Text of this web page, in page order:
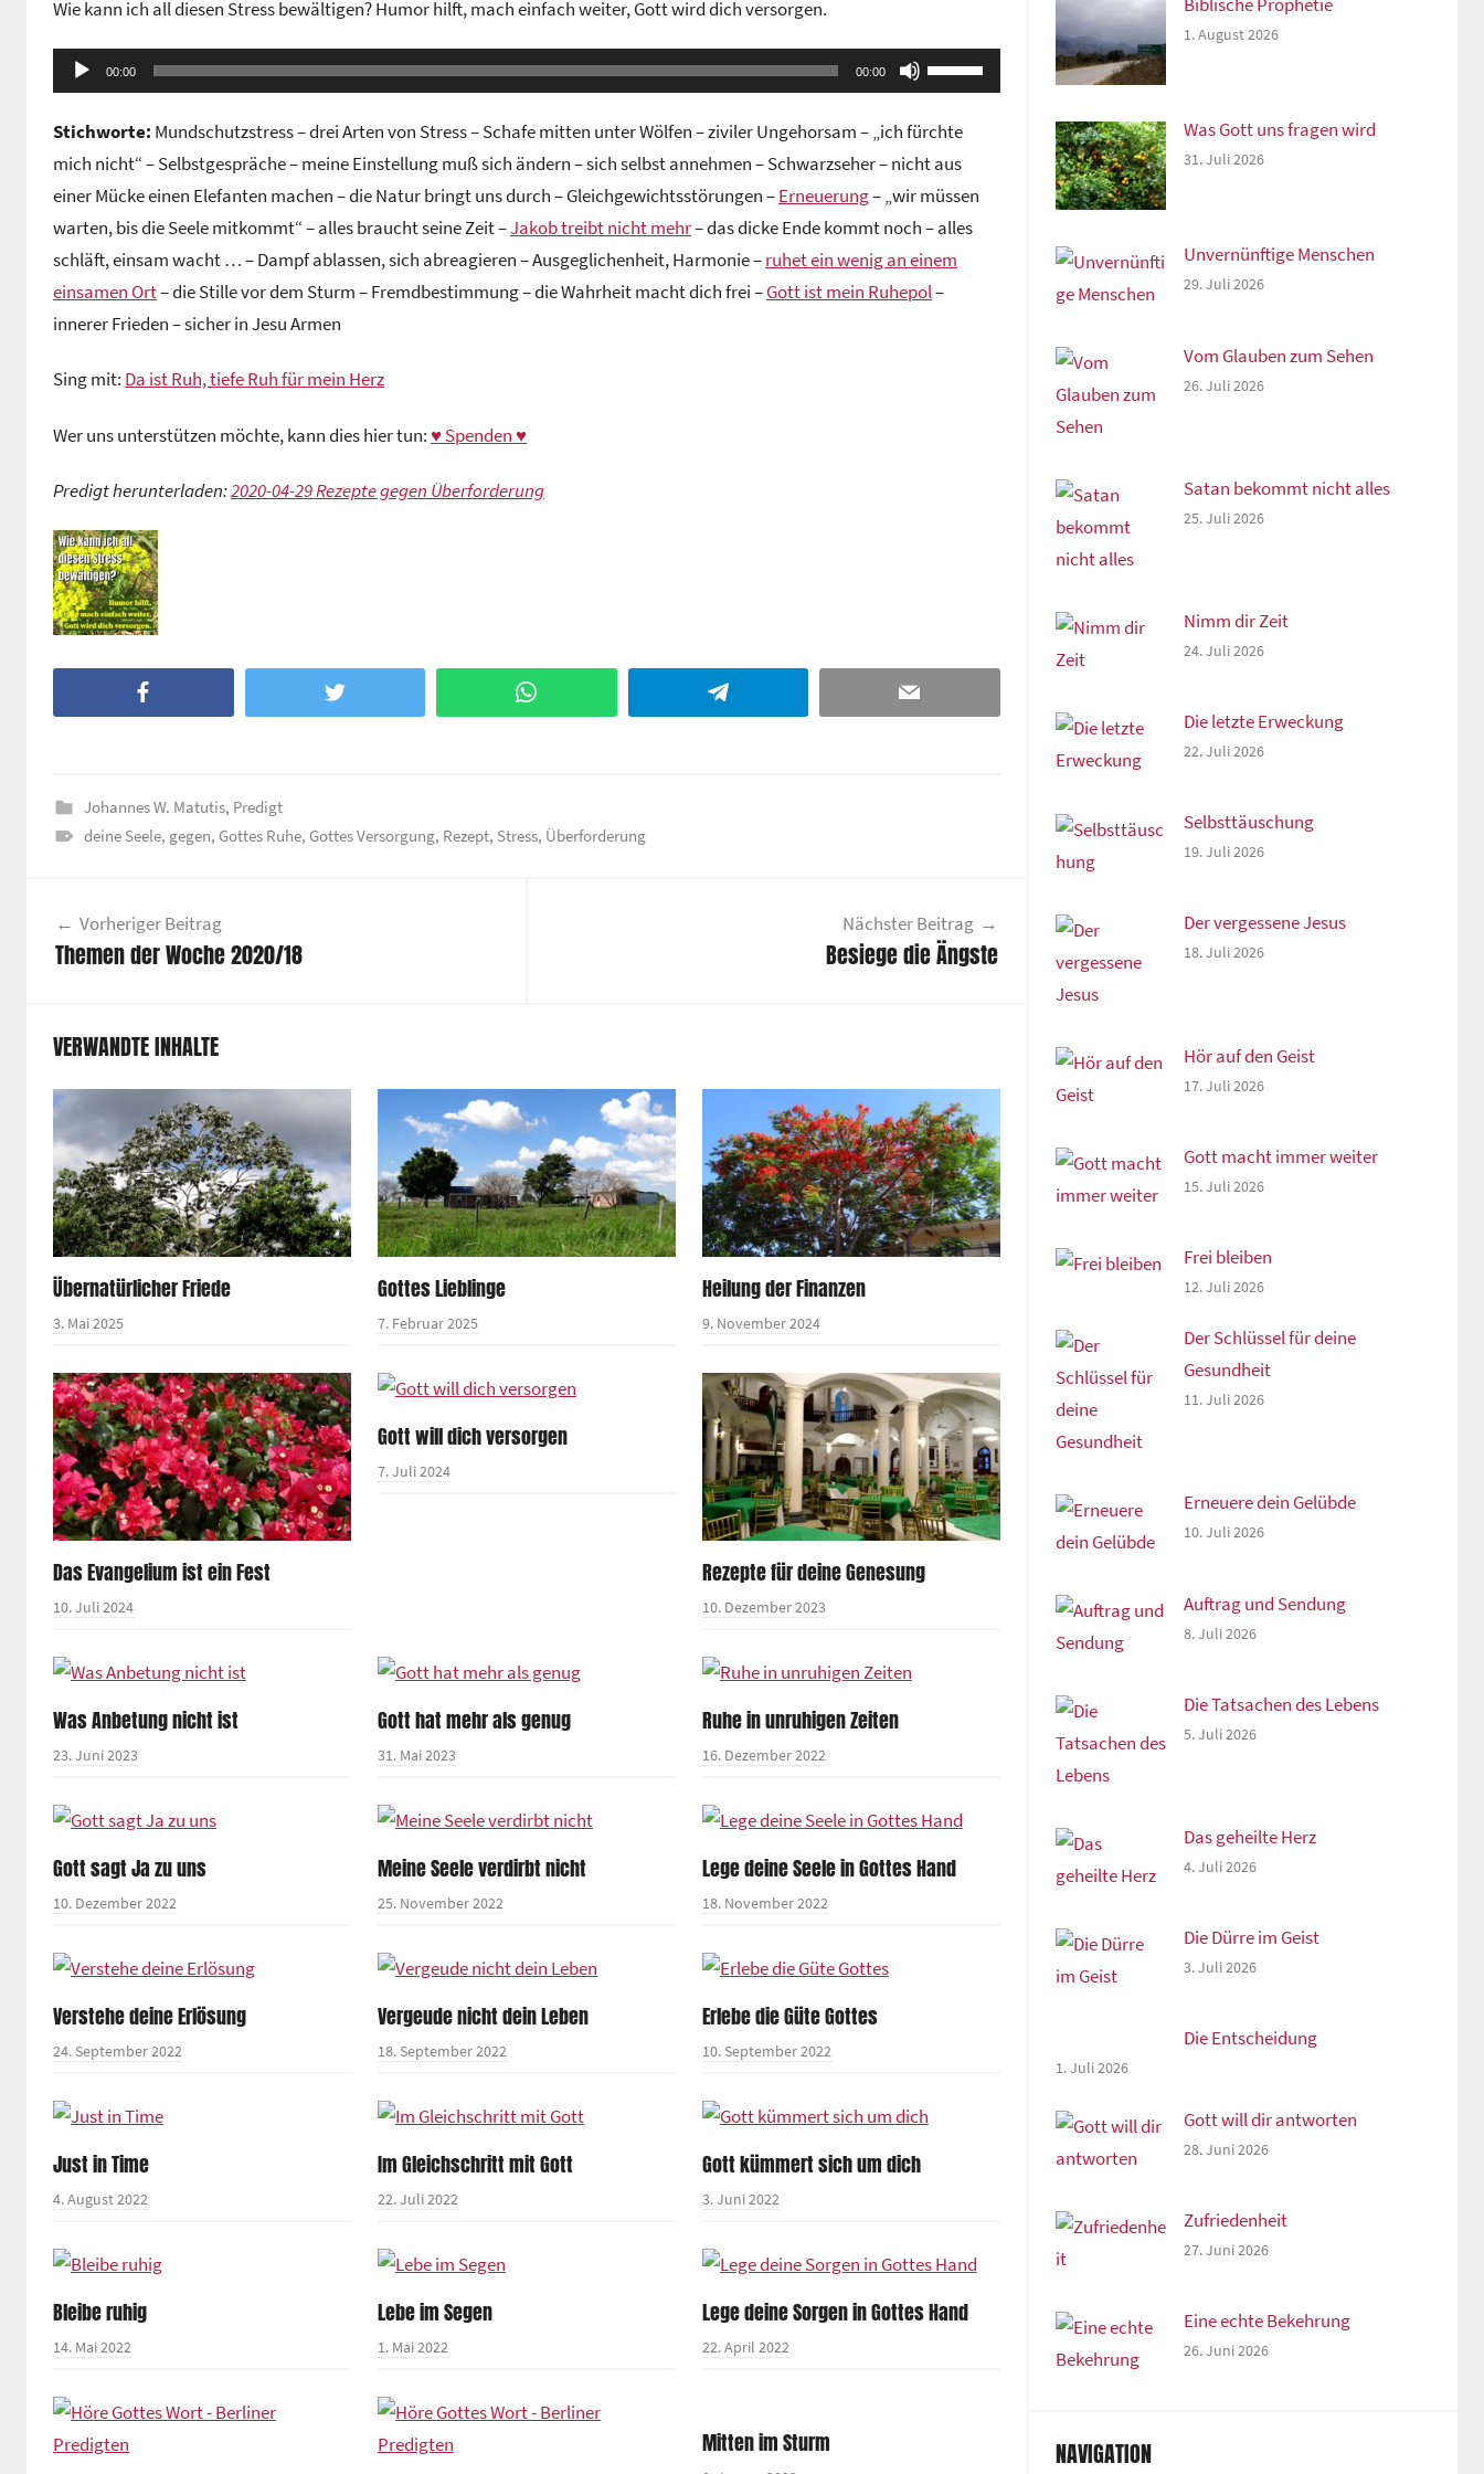
n
G
e
e
i
n
e
n
r
m
Wie kann ich all diesen Stress bewältigen? Humor hilft, mach einfach weiter, Gott wird dich versorgen.
Audio-
Player
00:00 00:00
Pfeiltasten
Hoch/Runter
benutzen,
um
die
Lautstärke
zu
regeln.
Stichworte: Mundschutzstress – drei Arten von Stress – Schafe mitten unter Wölfen – ziviler Ungehorsam – „ich fürchte
mich nicht“ – Selbstgespräche – meine Einstellung muß sich ändern – sich selbst annehmen – Schwarzseher – nicht aus
einer Mücke einen Elefanten machen – die Natur bringt uns durch – Gleichgewichtsstörungen –Erneuerung– „wir müssen
warten, bis die Seele mitkommt“ – alles braucht seine Zeit –Jakob treibt nicht mehr– das dicke Ende kommt noch – alles
schläft, einsam wacht … – Dampf ablassen, sich abreagieren – Ausgeglichenheit, Harmonie –ruhet ein wenig an einem
einsamen Ort– die Stille vor dem Sturm – Fremdbestimmung – die Wahrheit macht dich frei –Gott ist mein Ruhepol–
innerer Frieden – sicher in Jesu Armen
Sing mit: Da ist Ruh, tiefe Ruh für mein Herz
Wer uns unterstützen möchte, kann dies hier tun: ♥ Spenden ♥
Predigt herunterladen:2020-04-29 Rezepte gegen Überforderung
Twitter WhatsApp Telegram Email
Johannes W. Matutis, Predigt
deine Seele, gegen, Gottes Ruhe, Gottes Versorgung, Rezept, Stress, Überforderung
Vorheriger Beitrag
Themen der Woche 2020/18
Nächster Beitrag
Besiege die Ängste
VERWANDTE INHALTE
Übernatürlicher Friede
3. Mai 2025
Gottes Lieblinge
7. Februar 2025
Heilung der Finanzen
9. November 2024
Das Evangelium ist ein Fest
10. Juli 2024
Gott will dich versorgen
7. Juli 2024
Rezepte für deine Genesung
10. Dezember 2023
Was Anbetung nicht ist
23. Juni 2023
Gott hat mehr als genug
31. Mai 2023
Ruhe in unruhigen Zeiten
16. Dezember 2022
Gott sagt Ja zu uns
10. Dezember 2022
Meine Seele verdirbt nicht
25. November 2022
Lege deine Seele in Gottes Hand
18. November 2022
Verstehe deine Erlösung
24. September 2022
Vergeude nicht dein Leben
18. September 2022
Erlebe die Güte Gottes
10. September 2022
Just in Time
4. August 2022
Im Gleichschritt mit Gott
22. Juli 2022
Gott kümmert sich um dich
3. Juni 2022
Bleibe ruhig
14. Mai 2022
Lebe im Segen
1. Mai 2022
Lege deine Sorgen in Gottes Hand
22. April 2022
Mitten im Sturm
1. August 2026
Was Gott uns fragen wird
31. Juli 2026
Unvernünftige Menschen
29. Juli 2026
Vom Glauben zum Sehen
26. Juli 2026
Satan bekommt nicht alles
25. Juli 2026
Nimm dir Zeit
24. Juli 2026
Die letzte Erweckung
22. Juli 2026
Selbsttäuschung
19. Juli 2026
Der vergessene Jesus
18. Juli 2026
Hör auf den Geist
17. Juli 2026
Gott macht immer weiter
15. Juli 2026
Frei bleiben
12. Juli 2026
Der Schlüssel für deine
Gesundheit
11. Juli 2026
Erneuere dein Gelübde
10. Juli 2026
Auftrag und Sendung
8. Juli 2026
Die Tatsachen des Lebens
5. Juli 2026
Das geheilte Herz
4. Juli 2026
Die Dürre im Geist
3. Juli 2026
Die Entscheidung
1. Juli 2026
Gott will dir antworten
28. Juni 2026
Zufriedenheit
27. Juni 2026
Eine echte Bekehrung
26. Juni 2026
NAVIGATION